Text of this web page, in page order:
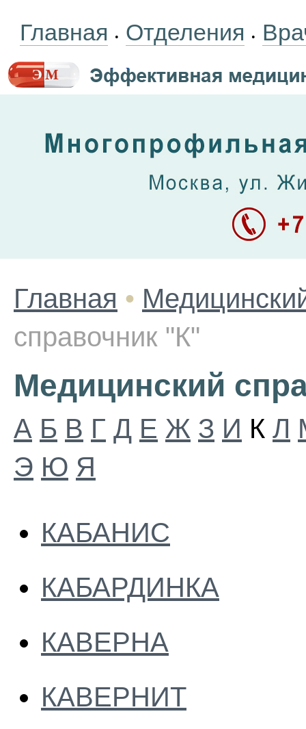
Главная • Отделения •
Главная •
справочник "К"
Медицинский
А Б В Г Д Е Ж З И К Л
Э Ю Я
КАБАНИС
КАБАРДИНКА
КАВЕРНА
КАВЕРНИТ